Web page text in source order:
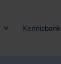
Kennisbank